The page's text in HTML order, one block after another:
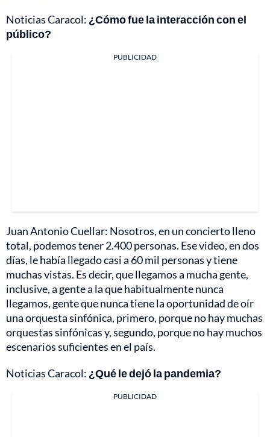
Noticias Caracol: ¿Cómo fue la interacción con el
público?
PUBLICIDAD
Juan Antonio Cuellar: Nosotros, en un concierto lleno
total, podemos tener 2.400 personas. Ese video, en dos
días, le había llegado casi a 60 mil personas y tiene
muchas vistas. Es decir, que llegamos a mucha gente,
inclusive, a gente a la que habitualmente nunca
llegamos, gente que nunca tiene la oportunidad de oír
una orquesta sinfónica, primero, porque no hay muchas
orquestas sinfónicas y, segundo, porque no hay muchos
escenarios suficientes en el país.
Noticias Caracol: ¿Qué le dejó la pandemia?
PUBLICIDAD